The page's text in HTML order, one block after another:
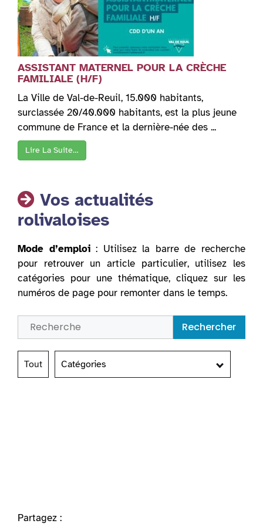
ASSISTANT MATERNEL POUR LA CRÈCHE
FAMILIALE (H/F)
La Ville de Val-de-Reuil, 15.000 habitants,
surclassée 20/40.000 habitants, est la plus jeune
commune de France et la dernière-née des ...
Lire La Suite…
Vos actualités
rolivaloises
Mode d’emploi: Utilisez la barre de recherche
pour retrouver un article particulier, utilisez les
catégories pour une thématique, cliquez sur les
numéros de page pour remonter dans le temps.
Rechercher
Tout Catégories
Partagez :